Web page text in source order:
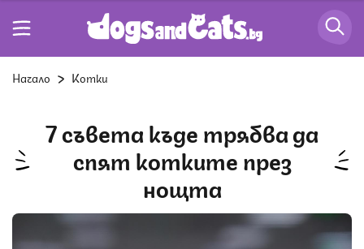
Начало Котки
7 съвета къде трябва да
спят котките през
нощта